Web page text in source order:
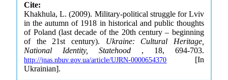
Cite:
Khakhula, L. (2009). Military-political struggle for Lviv
in the autumn of 1918 in historical and public thoughts
of Poland (last decade of the 20th century – beginning
of the 21st century). Ukraine: Cultural Heritage,
National Identity, Statehood , 18, 694-703.
http://jnas.nbuv.gov.ua/article/UJRN-0000654370 [In
Ukrainian].